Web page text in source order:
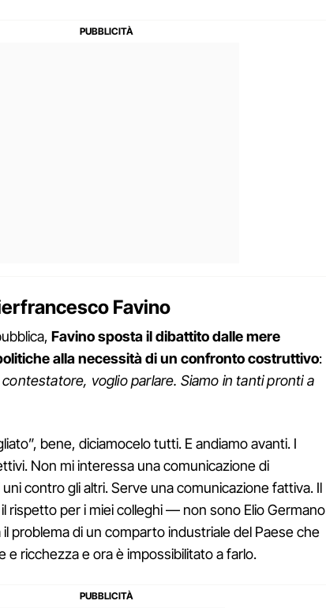
Favino
Favino sposta il dibattito dalle mere
alla necessità di un confronto costruttivo:
voglio parlare. Siamo in tanti pronti a
bene, diciamocelo tutti. E andiamo avanti. I
Non mi interessa una comunicazione di
contro gli altri. Serve una comunicazione fattiva. Il
per i miei colleghi — non sono Elio Germano
il problema di un comparto industriale del Paese che
e ricchezza e ora è impossibilitato a farlo.